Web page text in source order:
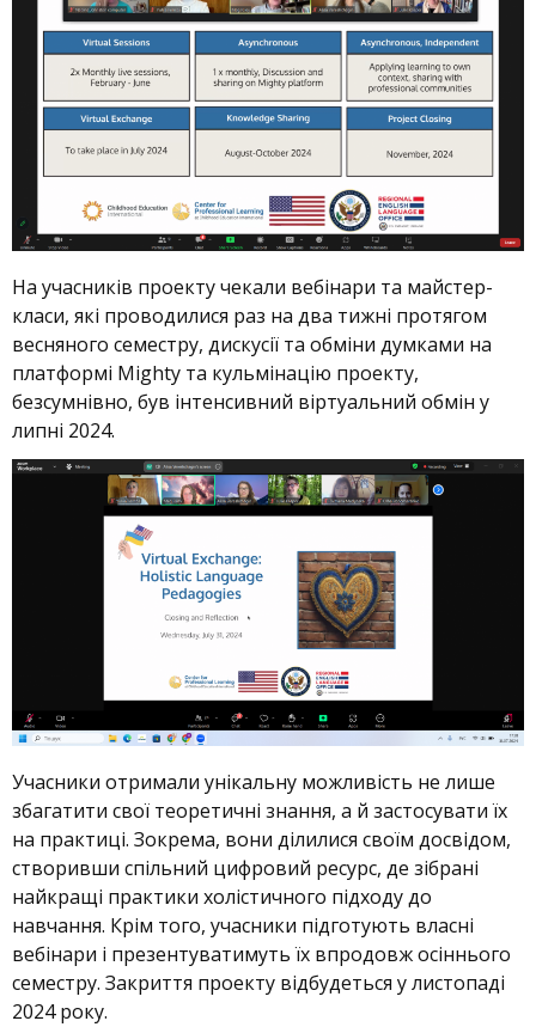
На учасників проекту чекали вебінари та майстер-
класи, які проводилися раз на два тижні протягом
весняного семестру, дискусії та обміни думками на
платформі Mighty та кульмінацію проекту,
безсумнівно, був інтенсивний віртуальний обмін у
липні 2024.
Учасники отримали унікальну можливість не лише
збагатити свої теоретичні знання, а й застосувати їх
на практиці. Зокрема, вони ділилися своїм досвідом,
створивши спільний цифровий ресурс, де зібрані
найкращі практики холістичного підходу до
навчання. Крім того, учасники підготують власні
вебінари і презентуватимуть їх впродовж осіннього
семестру. Закриття проекту відбудеться у листопаді
2024 року.